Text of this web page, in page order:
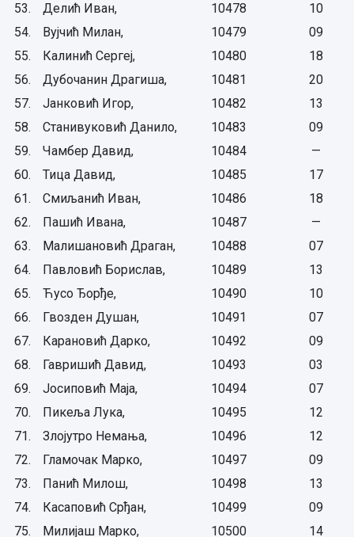
53.
Делић Иван, 10478
10
54.
Вујчић Милан, 10479
09
55.
Калинић Сергеј, 10480
18
56.
Дубочанин Драгиша, 10481
20
57.
Јанковић Игор, 10482
13
58.
Станивуковић Данило, 10483
09
59.
Чамбер Давид, 10484
—
60.
Тица Давид, 10485
17
61.
Смиљанић Иван, 10486
18
62.
Пашић Ивана, 10487
—
63.
Малишановић Драган, 10488
07
64.
Павловић Борислав, 10489
13
65.
Ћусо Ђорђе, 10490
10
66.
Гвозден Душан, 10491
07
67.
Карановић Дарко, 10492
09
68.
Гавришић Давид, 10493
03
69.
Јосиповић Маја, 10494
07
70.
Пикеља Лука, 10495
12
71.
Злојутро Немања, 10496
12
72.
Гламочак Марко, 10497
09
73.
Панић Милош, 10498
13
74.
Касаповић Срђан, 10499
09
75.
Милијаш Марко, 10500 14